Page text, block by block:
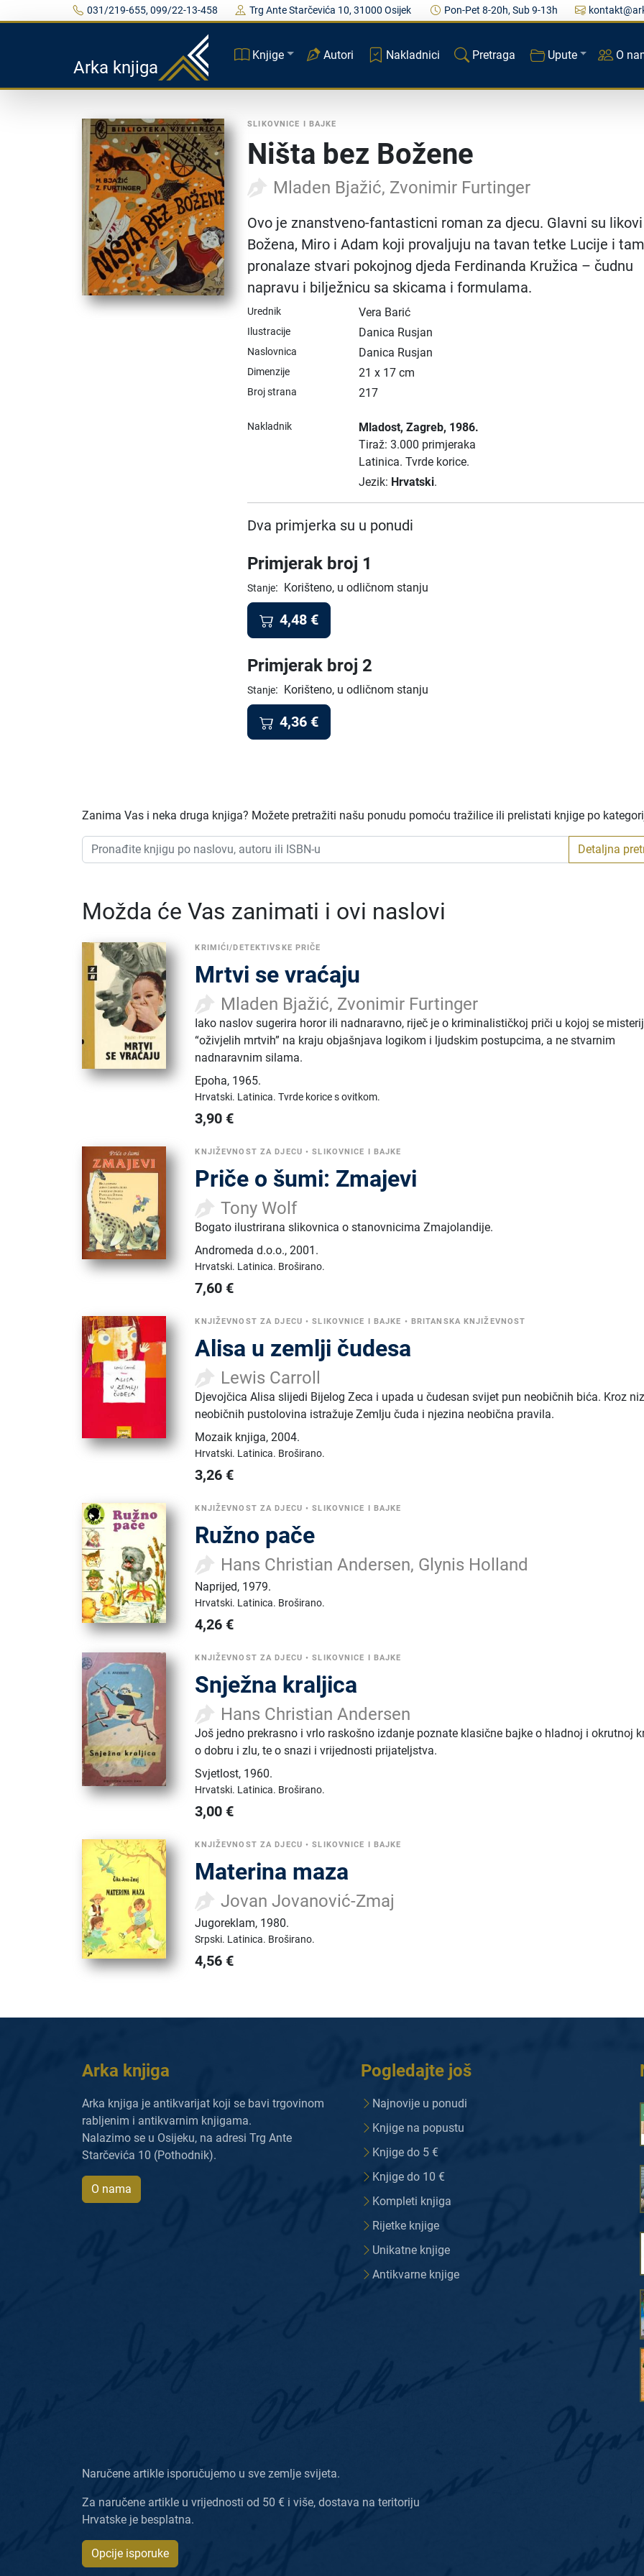
031/219-655, 099/22-13-458 Trg Ante Starčevića 10, 31000 Osijek Pon-Pet 8-20h, Sub 9-13h
Arka knjiga
Knjige Autori Nakladnici Pretraga Upute O
SLIKOVNICE I BAJKE
Ništa bez Božene
Mladen Bjažić, Zvonimir Furtinger
Ovo je znanstveno-fantasticni roman za djecu. Glavni su likovi
Božena, Miro i Adam koji provaljuju na tavan tetke Lucije i
pronalaze stvari pokojnog djeda Ferdinanda Kružica – čudnu
napravu i bilježnicu sa skicama i formulama.
Urednik Vera Barić
Ilustracije Danica Rusjan
Naslovnica Danica Rusjan
Dimenzije 21 x 17 cm
Broj strana 217
Nakladnik Mladost, Zagreb, 1986.
Tiraž: 3.000 primjeraka
Latinica. Tvrde korice.
Jezik: Hrvatski.
Dva primjerka su u ponudi
Primjerak broj 1
Stanje: Korišteno, u odličnom stanju
4,48 €
Primjerak broj 2
Stanje: Korišteno, u odličnom stanju
4,36 €
Zanima Vas i neka druga knjiga? Možete pretražiti našu ponudu pomoću tražilice ili prelistati knjige po
Detaljna
Možda će Vas zanimati i ovi naslovi
KRIMIĆI/DETEKTIVSKE PRIČE
Mrtvi se vraćaju
Mladen Bjažić, Zvonimir Furtinger
Iako naslov sugerira horor ili nadnaravno, riječ je o kriminalističkoj priči u kojoj se misterij
“oživjelih mrtvih” na kraju objašnjava logikom i ljudskim postupcima, a ne stvarnim
nadnaravnim silama.
Epoha, 1965.
Hrvatski. Latinica.Tvrde korice s ovitkom.
3,90 €
KNJIŽEVNOST ZA DJECU •SLIKOVNICE I BAJKE
Priče o šumi: Zmajevi
Tony Wolf
Bogato ilustrirana slikovnica o stanovnicima Zmajolandije.
Andromeda d.o.o.,2001.
Hrvatski. Latinica. Broširano.
7,60 €
KNJIŽEVNOST ZA DJECU •SLIKOVNICE I BAJKE • BRITANSKA KNJIŽEVNOST
Alisa u zemlji čudesa
Lewis Carroll
Djevojčica Alisa slijedi Bijelog Zeca i upada u čudesan svijet pun neobičnih bića. Kroz niz
neobičnih pustolovina istražuje Zemlju čuda i njezina neobična pravila.
Mozaik knjiga,2004.
Hrvatski. Latinica. Broširano.
3,26 €
KNJIŽEVNOST ZA DJECU •SLIKOVNICE I BAJKE
Ružno pače
Hans Christian Andersen, Glynis Holland
Naprijed, 1979.
Hrvatski. Latinica. Broširano.
4,26 €
KNJIŽEVNOST ZA DJECU •SLIKOVNICE I BAJKE
Snježna kraljica
Hans Christian Andersen
Još jedno prekrasno i vrlo raskošno izdanje poznate klasične bajke o hladnoj i okrutnoj
o dobru i zlu, te o snazi i vrijednosti prijateljstva.
Svjetlost, 1960.
Hrvatski. Latinica. Broširano.
3,00 €
KNJIŽEVNOST ZA DJECU •SLIKOVNICE I BAJKE
Materina maza
Jovan Jovanović-Zmaj
Jugoreklam, 1980.
Srpski. Latinica. Broširano.
4,56 €
Arka knjiga
Arka knjiga je antikvarijat koji se bavi trgovinom
rabljenim i antikvarnim knjigama.
Nalazimo se u Osijeku, na adresi Trg Ante
Starčevića 10 (Pothodnik).
O nama
Pogledajte još
Najnovije u ponudi
Knjige na popustu
Knjige do 5 €
Knjige do 10 €
Kompleti knjiga
Rijetke knjige
Unikatne knjige
Antikvarne knjige
Naručene artikle isporučujemo u sve zemlje svijeta.
Za naručene artikle u vrijednosti od 50 € i više, dostava na teritoriju
Hrvatske je besplatna.
Opcije isporuke